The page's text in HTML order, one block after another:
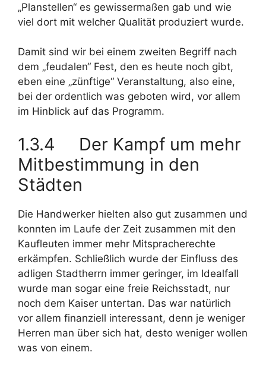
„Planstellen“ es gewissermaßen gab und wie
viel dort mit welcher Qualität produziert wurde.
Damit sind wir bei einem zweiten Begriff nach
dem „feudalen“ Fest, den es heute noch gibt,
eben eine „zünftige“ Veranstaltung, also eine,
bei der ordentlich was geboten wird, vor allem
im Hinblick auf das Programm.
1.3.4 Der Kampf um mehr
Mitbestimmung in den
Städten
Die Handwerker hielten also gut zusammen und
konnten im Laufe der Zeit zusammen mit den
Kaufleuten immer mehr Mitspracherechte
erkämpfen. Schließlich wurde der Einfluss des
adligen Stadtherrn immer geringer, im Idealfall
wurde man sogar eine freie Reichsstadt, nur
noch dem Kaiser untertan. Das war natürlich
vor allem finanziell interessant, denn je weniger
Herren man über sich hat, desto weniger wollen
was von einem.